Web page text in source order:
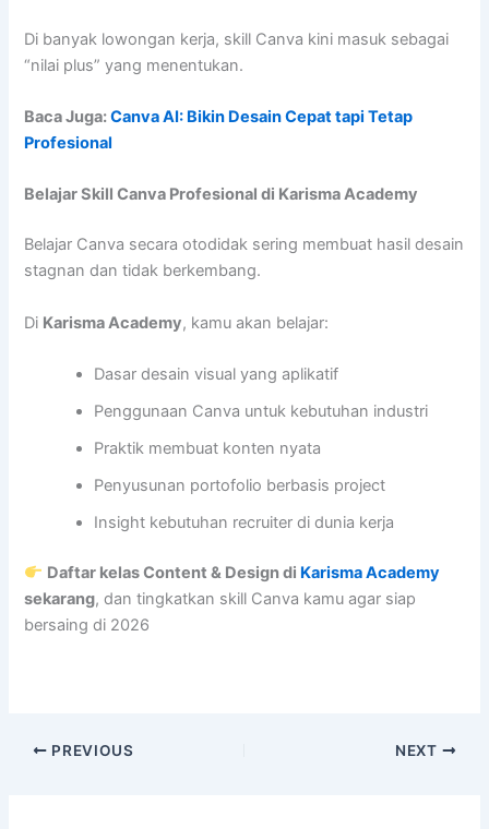
Di banyak lowongan kerja, skill Canva kini masuk sebagai
“nilai plus” yang menentukan.
Baca Juga:Canva AI: Bikin Desain Cepat tapi Tetap
Profesional
Belajar Skill Canva Profesional di Karisma Academy
Belajar Canva secara otodidak sering membuat hasil desain
stagnan dan tidak berkembang.
Di Karisma Academy, kamu akan belajar:
Dasar desain visual yang aplikatif
Penggunaan Canva untuk kebutuhan industri
Praktik membuat konten nyata
Penyusunan portofolio berbasis project
Insight kebutuhan recruiter di dunia kerja
Daftar kelas Content & Design di Karisma Academy
sekarang, dan tingkatkan skill Canva kamu agar siap
bersaing di 2026
PREVIOUS NEXT